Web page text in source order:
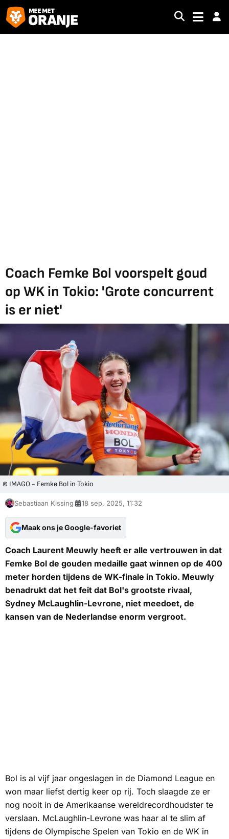
Coach Femke Bol voorspelt goud
op WK in Tokio: 'Grote concurrent
is er niet'
© IMAGO - Femke Bol in Tokio
Sebastiaan Kissing 18 sep. 2025, 11:32
Maak ons je Google-favoriet
Coach Laurent Meuwly heeft er alle vertrouwen in dat
Femke Bol de gouden medaille gaat winnen op de 400
meter horden tijdens de WK-finale in Tokio. Meuwly
benadrukt dat het feit dat Bol's grootste rivaal,
Sydney McLaughlin-Levrone, niet meedoet, de
kansen van de Nederlandse enorm vergroot.
Bol is al vijf jaar ongeslagen in de Diamond League en
won maar liefst dertig keer op rij. Toch slaagde ze er
nog nooit in de Amerikaanse wereldrecordhoudster te
verslaan. McLaughlin-Levrone was haar al te slim af
tijdens de Olympische Spelen van Tokio en de WK in